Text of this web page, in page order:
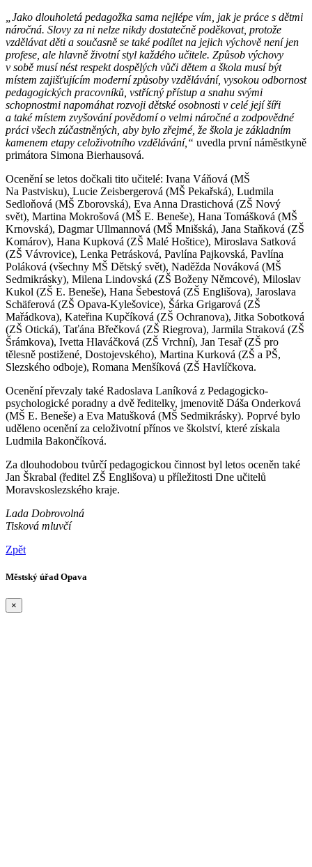
„Jako dlouholetá pedagožka sama nejlépe vím, jak je práce s dětmi
náročná. Slovy za ni nelze nikdy dostatečně poděkovat, protože
vzdělávat děti a současně se také podílet na jejich výchově není jen
profese, ale hlavně životní styl každého učitele. Způsob výchovy
v sobě musí nést respekt dospělých vůči dětem a škola musí být
místem zajišťujícím moderní způsoby vzdělávání, vysokou odbornost
pedagogických pracovníků, vstřícný přístup a snahu svými
schopnostmi napomáhat rozvoji dětské osobnosti v celé její šíři
a také místem zvyšování povědomí o velmi náročné a zodpovědné
práci všech zúčastněných, aby bylo zřejmé, že škola je základním
kamenem etapy celoživotního vzdělávání,“ uvedla první náměstkyně
primátora Simona Bierhausová.
Ocenění se letos dočkali tito učitelé: Ivana Váňová (MŠ
Na Pastvisku), Lucie Zeisbergerová (MŠ Pekařská), Ludmila
Sedloňová (MŠ Zborovská), Eva Anna Drastichová (ZŠ Nový
svět), Martina Mokrošová (MŠ E. Beneše), Hana Tomášková (MŠ
Krnovská), Dagmar Ullmannová (MŠ Mnišská), Jana Staňková (ZŠ
Komárov), Hana Kupková (ZŠ Malé Hoštice), Miroslava Satková
(ZŠ Vávrovice), Lenka Petrásková, Pavlína Pajkovská, Pavlína
Poláková (všechny MŠ Dětský svět), Naděžda Nováková (MŠ
Sedmikrásky), Milena Lindovská (ZŠ Boženy Němcové), Miloslav
Kukol (ZŠ E. Beneše), Hana Šebestová (ZŠ Englišova), Jaroslava
Schäferová (ZŠ Opava-Kylešovice), Šárka Grigarová (ZŠ
Mařádkova), Kateřina Kupčíková (ZŠ Ochranova), Jitka Sobotková
(ZŠ Otická), Taťána Břečková (ZŠ Riegrova), Jarmila Straková (ZŠ
Šrámkova), Ivetta Hlaváčková (ZŠ Vrchní), Jan Tesař (ZŠ pro
tělesně postižené, Dostojevského), Martina Kurková (ZŠ a PŠ,
Slezského odboje), Romana Menšíková (ZŠ Havlíčkova.
Ocenění převzaly také Radoslava Laníková z Pedagogicko-
psychologické poradny a dvě ředitelky, jmenovitě Dáša Onderková
(MŠ E. Beneše) a Eva Matušková (MŠ Sedmikrásky). Poprvé bylo
uděleno ocenění za celoživotní přínos ve školství, které získala
Ludmila Bakončíková.
Za dlouhodobou tvůrčí pedagogickou činnost byl letos oceněn také
Jan Škrabal (ředitel ZŠ Englišova) u příležitosti Dne učitelů
Moravskoslezského kraje.
Lada Dobrovolná
Tisková mluvčí
Zpět
Městský úřad Opava
×